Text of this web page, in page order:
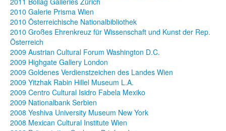
2010 Galerie Prisma Wien
2010 Österreichische Nationalbibliothek
2010 Großes Ehrenkreuz für Wissenschaft und Kunst der Rep.
Österreich
2009 Austrian Cultural Forum Washington D.C.
2009 Highgate Gallery London
2009 Goldenes Verdienstzeichen des Landes Wien
2009 Yitzhak Rabin Hillel Museum L.A.
2009 Centro Cultural Isidro Fabela Mexiko
2009 Nationalbank Serbien
2008 Yeshiva University Museum New York
2008 Mexican Cultural Institute Wien